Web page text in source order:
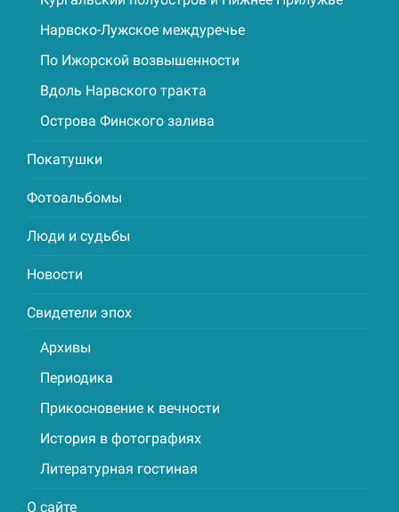
Нарвско-Лужское междуречье
По Ижорской возвышенности
Вдоль Нарвского тракта
Острова Финского залива
Покатушки
Фотоальбомы
Люди и судьбы
Новости
Свидетели эпох
Архивы
Периодика
Прикосновение к вечности
История в фотографиях
Литературная гостиная
О сайте